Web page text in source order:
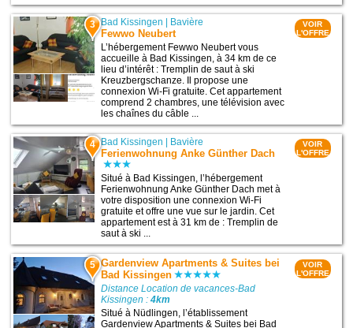
3 Bad Kissingen Bavière
Fewwo Neubert
L’hébergement Fewwo Neubert vous
accueille à Bad Kissingen, à 34 km de ce
lieu d’intérêt : Tremplin de saut à ski
Kreuzbergschanze. Il propose une
connexion Wi-Fi gratuite. Cet appartement
comprend 2 chambres, une télévision avec
les chaînes du câble ...
VOIR
L'OFFRE
4 Bad Kissingen Bavière
Ferienwohnung Anke Günther Dach
Situé à Bad Kissingen, l’hébergement
Ferienwohnung Anke Günther Dach met à
votre disposition une connexion Wi-Fi
gratuite et offre une vue sur le jardin. Cet
appartement est à 31 km de : Tremplin de
saut à ski ...
VOIR
L'OFFRE
5 Gardenview Apartments & Suites bei
Bad Kissingen
Distance Location de vacances-Bad
Kissingen :4km
Situé à Nüdlingen, l’établissement
Gardenview Apartments & Suites bei Bad
VOIR
L'OFFRE